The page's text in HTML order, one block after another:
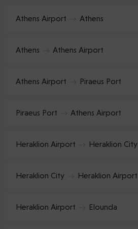
Athens Airport Athens
Athens Athens Airport
Athens Airport Piraeus Port
Piraeus Port Athens Airport
Heraklion Airport Heraklion City
Heraklion City Heraklion Airport
Heraklion Airport Elounda